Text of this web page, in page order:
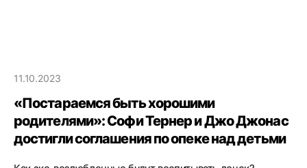
11.10.2023
«Постараемся быть хорошими
родителями»: Софи Тернер и Джо Джонас
достигли соглашения по опеке над детьми